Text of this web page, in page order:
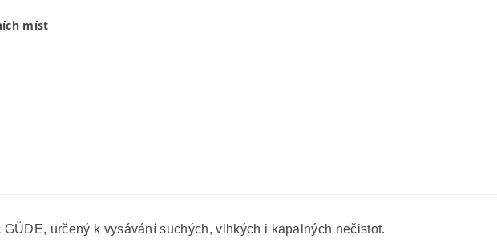
míst
určený k vysávání suchých, vlhkých i kapalných nečistot.